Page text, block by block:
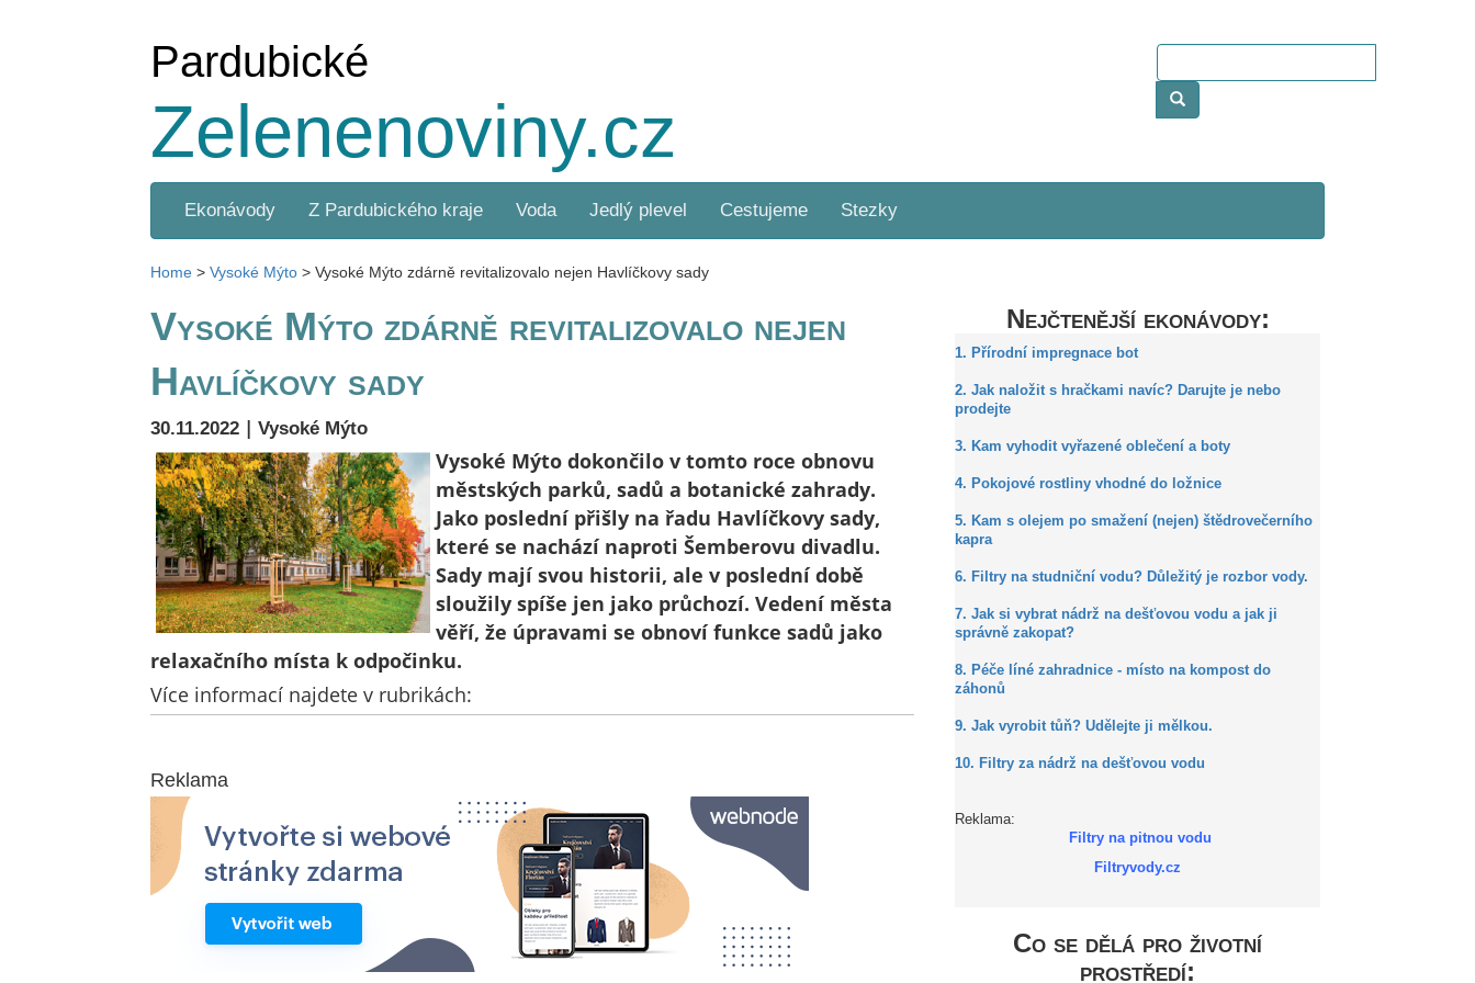
Pardubické
Zelenenoviny.cz
Ekonávody Z Pardubického kraje Voda Jedlý plevel Cestujeme Stezky
Home > Vysoké Mýto > Vysoké Mýto zdárně revitalizovalo nejen Havlíčkovy sady
Vysoké Mýto zdárně revitalizovalo nejen
Havlíčkovy sady
30.11.2022 | Vysoké Mýto
Vysoké Mýto dokončilo v tomto roce obnovu
městských parků, sadů a botanické zahrady.
Jako poslední přišly na řadu Havlíčkovy sady,
které se nachází naproti Šemberovu divadlu.
Sady mají svou historii, ale v poslední době
sloužily spíše jen jako průchozí. Vedení města
věří, že úpravami se obnoví funkce sadů jako
relaxačního místa k odpočinku.
Více informací najdete v rubrikách:
Reklama
Nejčtenější ekonávody:
1. Přírodní impregnace bot
2. Jak naložit s hračkami navíc? Darujte je nebo
prodejte
3. Kam vyhodit vyřazené oblečení a boty
4. Pokojové rostliny vhodné do ložnice
5. Kam s olejem po smažení (nejen) štědrovečerního
kapra
6. Filtry na studniční vodu? Důležitý je rozbor vody.
7. Jak si vybrat nádrž na dešťovou vodu a jak ji
správně zakopat?
8. Péče líné zahradnice - místo na kompost do
záhonů
9. Jak vyrobit tůň? Udělejte ji mělkou.
10. Filtry za nádrž na dešťovou vodu
Reklama:
Filtry na pitnou vodu
Filtryvody.cz
Co se dělá pro životní
prostředí: